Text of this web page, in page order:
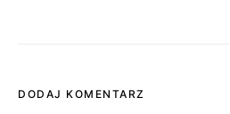
DODAJ KOMENTARZ